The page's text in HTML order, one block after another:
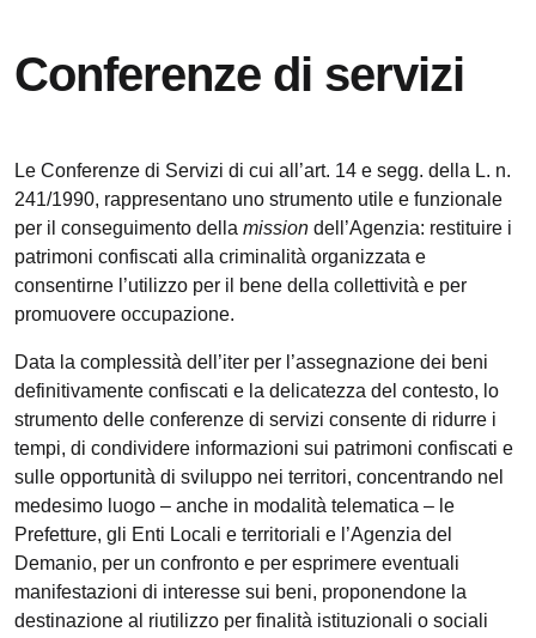
Conferenze di servizi
Le Conferenze di Servizi di cui all’art. 14 e segg. della L. n.
241/1990, rappresentano uno strumento utile e funzionale
per il conseguimento della mission dell’Agenzia: restituire i
patrimoni confiscati alla criminalità organizzata e
consentirne l’utilizzo per il bene della collettività e per
promuovere occupazione.
Data la complessità dell’iter per l’assegnazione dei beni
definitivamente confiscati e la delicatezza del contesto, lo
strumento delle conferenze di servizi consente di ridurre i
tempi, di condividere informazioni sui patrimoni confiscati e
sulle opportunità di sviluppo nei territori, concentrando nel
medesimo luogo – anche in modalità telematica – le
Prefetture, gli Enti Locali e territoriali e l’Agenzia del
Demanio, per un confronto e per esprimere eventuali
manifestazioni di interesse sui beni, proponendone la
destinazione al riutilizzo per finalità istituzionali o sociali